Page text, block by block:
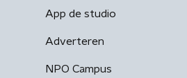
App de studio
Adverteren
NPO Campus